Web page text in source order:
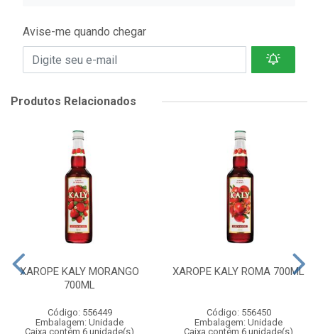
Avise-me quando chegar
Produtos Relacionados
XAROPE KALY MORANGO
700ML
Código: 556449
Embalagem: Unidade
Caixa contém 6 unidade(s)
XAROPE KALY ROMA 700ML
Código: 556450
Embalagem: Unidade
Caixa contém 6 unidade(s)